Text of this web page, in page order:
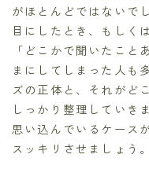
がほとんどではないで
目にしたとき、もしく
「どこかで聞いたこと
まにしてしまった人も
ズの正体と、それがど
しっかり整理していき
思い込んでいるケース
スッキリさせましょう。